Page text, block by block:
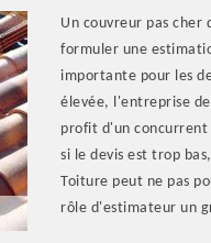
Un couvreur pas cher
formuler une
importante pour les
élevée, l'entreprise
profit d'un
si le devis est trop
Toiture peut ne pas
rôle d'estimateur un